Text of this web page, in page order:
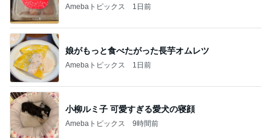
Amebaトピックス 1日前
娘がもっと食べたがった長芋オムレツ
Amebaトピックス 1日前
小柳ルミ子 可愛すぎる愛犬の寝顔
Amebaトピックス 9時間前